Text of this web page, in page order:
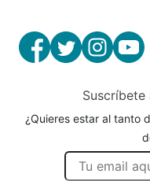
¿Quieres estar al tanto